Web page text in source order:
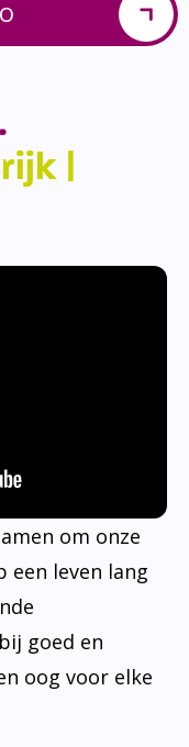
|
om onze
een leven lang
goed en
oog voor elke